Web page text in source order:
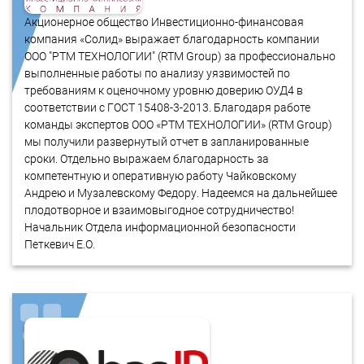
Акционерное общество Инвестиционно-финансовая
компания «Солид» выражает благодарность компании
ООО "РТМ ТЕХНОЛОГИИ" (RTM Group) за профессионально
выполненные работы по анализу уязвимостей по
требованиям к оценочному уровню доверию ОУД4 в
соответствии с ГОСТ 15408-3-2013. Благодаря работе
команды экспертов ООО «РТМ ТЕХНОЛОГИИ» (RTM Group)
мы получили развернутый отчет в запланированные
сроки. Отдельно выражаем благодарность за
компетентную и оперативную работу Чайковскому
Андрею и Музалевскому Федору. Надеемся на дальнейшее
плодотворное и взаимовыгодное сотрудничество!
Начальник Отдела информационной безопасности
Петкевич Е.О.